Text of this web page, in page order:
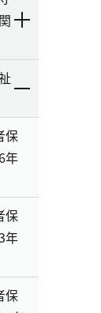
保
年
保
年
保